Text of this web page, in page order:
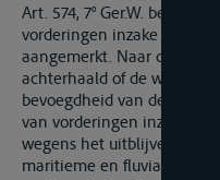
Art. 574, 7° Ger.W. bepaalt
vorderingen inzake zee-
aangemerkt. Naar de “ratio
achterhaald of de wetgever
bevoegdheid van de
van vorderingen inzake
wegens het uitblijven van
maritieme en fluviale